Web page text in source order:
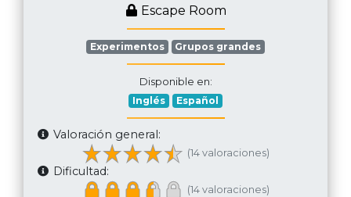
Escape Room
Experimentos Grupos grandes
Disponible en:
Inglés
Español
Valoración general:
(14 valoraciones)
Dificultad:
(14 valoraciones)